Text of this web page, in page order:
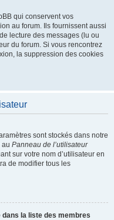
qui conservent vos
au forum. Ils fournissent aussi
lecture des messages (lu ou
du forum. Si vous rencontrez
la suppression des cookies
sont stockés dans notre
au Panneau de l’utilisateur
sur votre nom d’utilisateur en
de modifier tous les
dans la liste des membres